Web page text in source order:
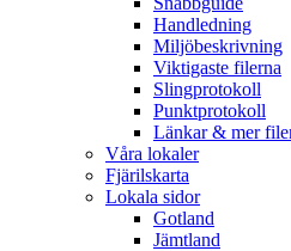
Handledning
Miljöbeskrivning
Viktigaste filerna
Slingprotokoll
Punktprotokoll
Länkar & mer
Våra lokaler
Fjärilskarta
Lokala sidor
Gotland
Jämtland